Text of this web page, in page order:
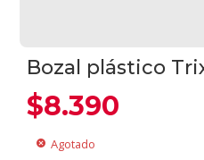
Bozal plástico
$8.390
cancel Agotado